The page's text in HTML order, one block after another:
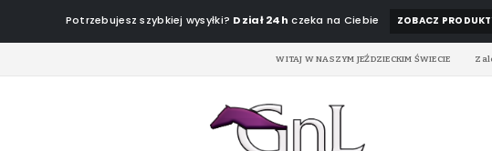
Potrzebujesz szybkiej wysyłki? Dział 24h czeka na Ciebie ZOBACZ
WITAJ W NASZYM JEŹDZIECKIM ŚWIECIE